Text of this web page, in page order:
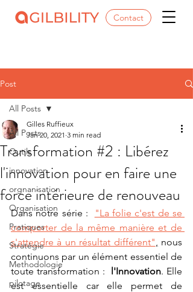
Contact
Post
All Posts
Outils
innovation
orgnanisation
Organisation
Pratiques
Stratégie
Methodologie
pilotage
All Posts
Transformation #2 : Libérez
l'innovation pour en faire une
force intérieure de renouveau
Gilles Ruffieux
Jan 20, 2021 3 min read
Dans notre série :
"La folie c'est de se
comporter de la même manière et de
s'attendre à un résultat différent", nous
continuons par un élément essentiel de
toute transformation : l'Innovation. Elle
est essentielle car elle permet de